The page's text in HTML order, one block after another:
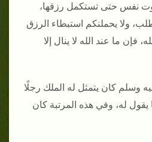
نفس حتى تستكمل رزقها،
ولا يحملنكم استبطاء الرزق
فإن ما عند الله لا ينال إلا
وسلم كان يتمثل له الملك رجلًا
له، وفي هذه المرتبة كان